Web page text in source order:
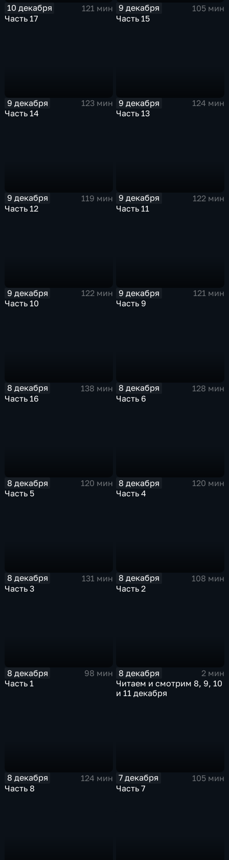
10 декабря
121 мин
Часть 17
9 декабря
105 мин
Часть 15
9 декабря
123 мин
Часть 14
9 декабря
124 мин
Часть 13
9 декабря
119 мин
Часть 12
9 декабря
122 мин
Часть 11
9 декабря
122 мин
Часть 10
9 декабря
121 мин
Часть 9
8 декабря
138 мин
Часть 16
8 декабря
128 мин
Часть 6
8 декабря
120 мин
Часть 5
8 декабря
120 мин
Часть 4
8 декабря
131 мин
Часть 3
8 декабря
108 мин
Часть 2
8 декабря
98 мин
Часть 1
8 декабря
2 мин
Читаем и смотрим 8, 9, 10
и 11 декабря
8 декабря
124 мин
Часть 8
7 декабря
105 мин
Часть 7